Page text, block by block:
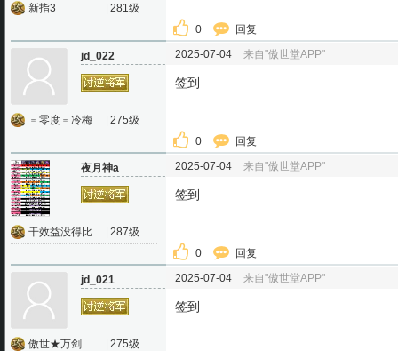
新指3 281级
0 回复
jd_022
﹦零度﹦冷梅 275级
2025-07-04 来自"傲世堂APP"
签到
0 回复
夜月神a
干效益没得比 287级
2025-07-04 来自"傲世堂APP"
签到
0 回复
jd_021
傲世★万剑 275级
2025-07-04 来自"傲世堂APP"
签到